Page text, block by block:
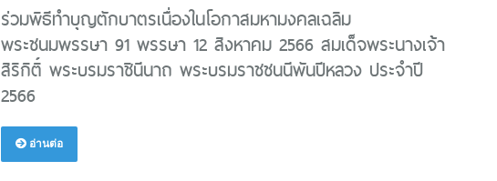
ร่วมพิธีทำบุญตักบาตรเนื่องในโอกาสมหามงคลเฉลิม
พระชนมพรรษา 91 พรรษา 12 สิงหาคม 2566 สมเด็จพระนางเจ้า
สิริกิติ์ พระบรมราชินีนาถ พระบรมราชชนนีพันปีหลวง ประจำปี
2566
อ่านต่อ